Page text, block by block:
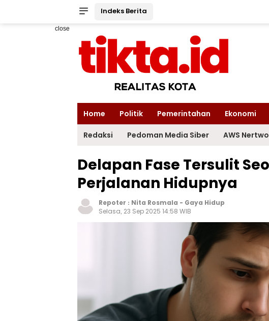
Indeks Berita
close
Home Politik Pemerintahan Ekonomi
Redaksi Pedoman Media Siber AWS
Delapan Fase Tersulit
Perjalanan Hidupnya
Repoter : Nita Rosmala - Gaya Hidup
Selasa, 23 Sep 2025 14:58 WIB